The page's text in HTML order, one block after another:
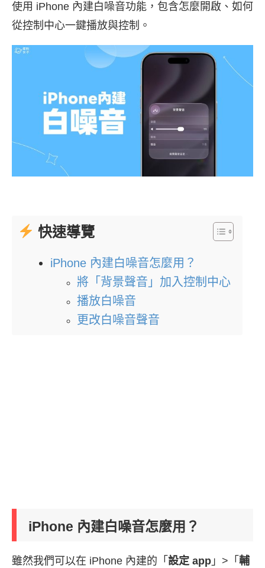
使用 iPhone 內建白噪音功能，包含怎麼開啟、如何
從控制中心一鍵播放與控制。
快速導覽
iPhone 內建白噪音怎麼用？
將「背景聲音」加入控制中心
播放白噪音
更改白噪音聲音
iPhone 內建白噪音怎麼用？
雖然我們可以在 iPhone 內建的「 設定 app 」>「 輔